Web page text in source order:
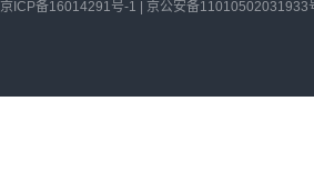
京ICP备16014291号-1 | 京公安备11010502031933